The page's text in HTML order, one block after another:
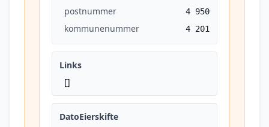
postnummer 4 950
kommunenummer 4 201
Links
[]
DatoEierskifte